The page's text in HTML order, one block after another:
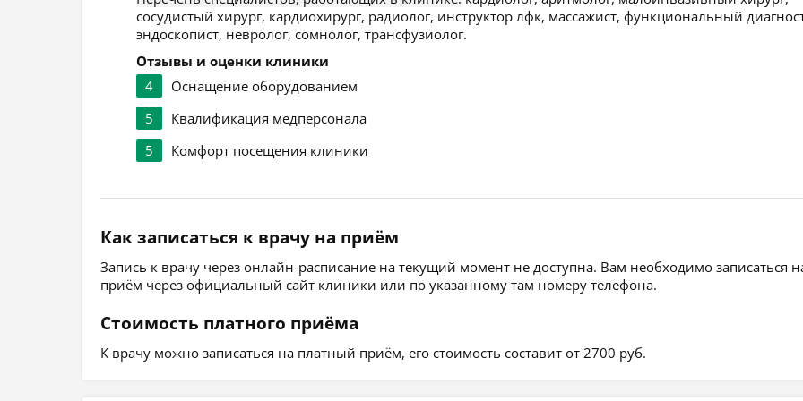
сосудистый хирург, кардиохирург, радиолог, инструктор лфк, массажист, функциональный
эндоскопист, невролог, сомнолог, трансфузиолог.
Отзывы и оценки клиники
4
Оснащение оборудованием
5
Квалификация медперсонала
5
Комфорт посещения клиники
Как записаться к врачу на приём
Запись к врачу через онлайн-расписание на текущий момент не доступна. Вам необходимо записаться
приём через официальный сайт клиники или по указанному там номеру телефона.
Стоимость платного приёма
К врачу можно записаться на платный приём, его стоимость составит от 2700 руб.